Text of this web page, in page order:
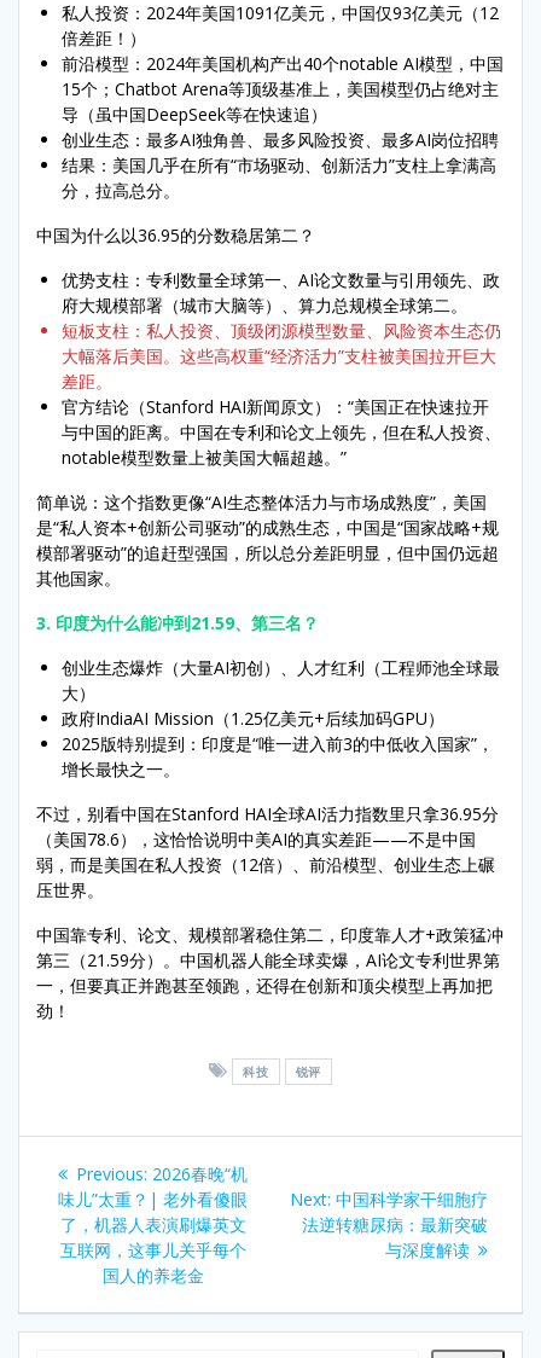
私人投资：2024年美国1091亿美元，中国仅93亿美元（12
倍差距！）
前沿模型：2024年美国机构产出40个notable AI模型，中国
15个；Chatbot Arena等顶级基准上，美国模型仍占绝对主
导（虽中国DeepSeek等在快速追）
创业生态：最多AI独角兽、最多风险投资、最多AI岗位招聘
结果：美国几乎在所有“市场驱动、创新活力”支柱上拿满高
分，拉高总分。
中国为什么以36.95的分数稳居第二？
优势支柱：专利数量全球第一、AI论文数量与引用领先、政
府大规模部署（城市大脑等）、算力总规模全球第二。
短板支柱：私人投资、顶级闭源模型数量、风险资本生态仍
大幅落后美国。这些高权重“经济活力”支柱被美国拉开巨大
差距。
官方结论（Stanford HAI新闻原文）：“美国正在快速拉开
与中国的距离。中国在专利和论文上领先，但在私人投资、
notable模型数量上被美国大幅超越。”
简单说：这个指数更像“AI生态整体活力与市场成熟度”，美国
是“私人资本+创新公司驱动”的成熟生态，中国是“国家战略+规
模部署驱动”的追赶型强国，所以总分差距明显，但中国仍远超
其他国家。
3. 印度为什么能冲到21.59、第三名？
创业生态爆炸（大量AI初创）、人才红利（工程师池全球最
大）
政府IndiaAI Mission（1.25亿美元+后续加码GPU）
2025版特别提到：印度是“唯一进入前3的中低收入国家”，
增长最快之一。
不过，别看中国在Stanford HAI全球AI活力指数里只拿36.95分
（美国78.6），这恰恰说明中美AI的真实差距——不是中国
弱，而是美国在私人投资（12倍）、前沿模型、创业生态上碾
压世界。
中国靠专利、论文、规模部署稳住第二，印度靠人才+政策猛冲
第三（21.59分）。中国机器人能全球卖爆，AI论文专利世界第
一，但要真正并跑甚至领跑，还得在创新和顶尖模型上再加把
劲！
科技 锐评
Post
navigation
Previous: Previous
post:
2026春晚“机
味儿”太重？| 老外看傻眼
了，机器人表演刷爆英文
互联网，这事儿关乎每个
国人的养老金
Next: Next
post:
中国科学家干细胞疗
法逆转糖尿病：最新突破
与深度解读